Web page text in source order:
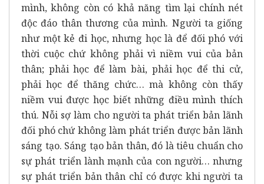
mình, không còn có khả năng tìm lại chính nét
độc đáo thân thương của mình. Người ta giống
như một kẻ đi học, nhưng học là để đối phó với
thời cuộc chứ không phải vì niềm vui của bản
thân; phải học để làm bài, phải học để thi cử,
phải học để thăng chức… mà không còn thấy
niềm vui được học biết những điều mình thích
thú. Nỗi sợ làm cho người ta phát triển bản lãnh
đối phó chứ không làm phát triển được bản lãnh
sáng tạo. Sáng tạo bản thân, đó là tiêu chuẩn cho
sự phát triển lành mạnh của con người… nhưng
sự phát triển bản thân chỉ có được khi người ta